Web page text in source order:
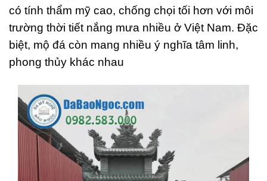
có tính thẩm mỹ cao, chống chọi tối hơn với môi
trường thời tiết nắng mưa nhiều ở Việt Nam. Đặc
biệt, mộ đá còn mang nhiều ý nghĩa tâm linh,
phong thủy khác nhau